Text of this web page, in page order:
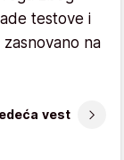
testove i
na
vest